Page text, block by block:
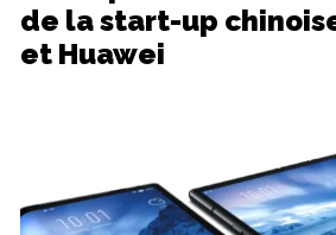
de la start-up
et Huawei